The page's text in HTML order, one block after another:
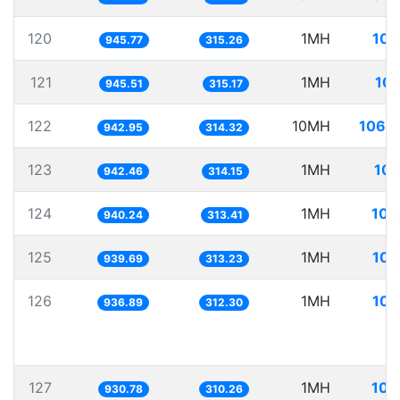
120 945.77 315.26 1MH
121 945.51 315.17 1MH
122 942.95 314.32 10MH
123 942.46 314.15 1MH
124 940.24 313.41 1MH
125 939.69 313.23 1MH
126 936.89 312.30 1MH
127 930.78 310.26 1MH